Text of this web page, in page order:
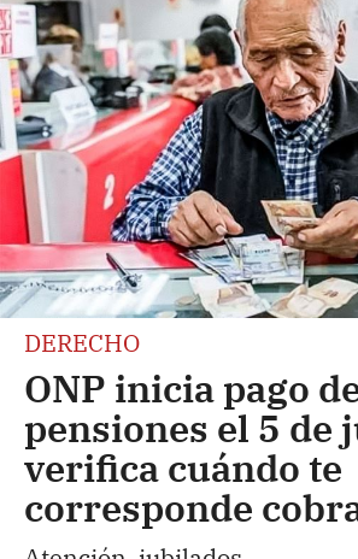
DERECHO
ONP inicia pago
pensiones el 5 de
verifica cuándo te
corresponde